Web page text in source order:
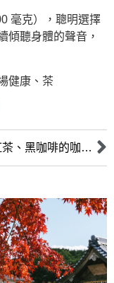
毫克），聰明選擇
傾聽身體的聲音，
健康 、 茶
綠茶、紅茶、黑咖啡的咖啡因迷思：發酵與烘焙的科學解析